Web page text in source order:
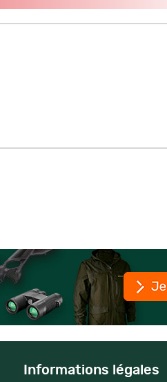
Informations légales